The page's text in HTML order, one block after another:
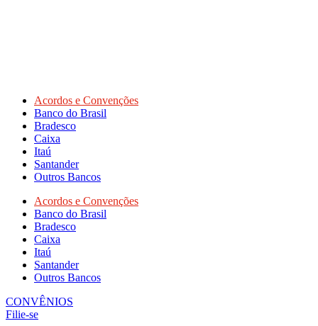
Acordos e Convenções
Banco do Brasil
Bradesco
Caixa
Itaú
Santander
Outros Bancos
Acordos e Convenções
Banco do Brasil
Bradesco
Caixa
Itaú
Santander
Outros Bancos
CONVÊNIOS
Filie-se